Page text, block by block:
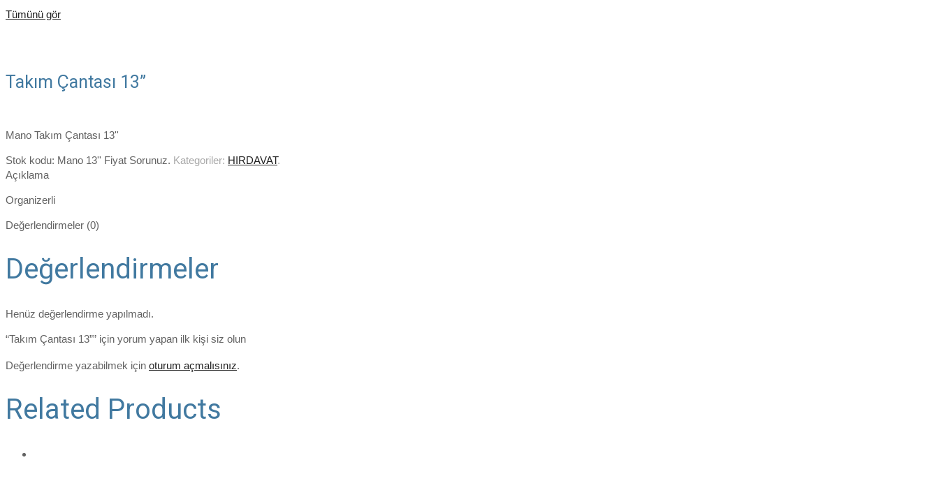
Tümünü gör
Takım Çantası 13”
Mano Takım Çantası 13''
Stok kodu: Mano 13'' Fiyat Sorunuz. Kategoriler: HIRDAVAT.
Açıklama
Organizerli
Değerlendirmeler (0)
Değerlendirmeler
Henüz değerlendirme yapılmadı.
“Takım Çantası 13”” için yorum yapan ilk kişi siz olun
Değerlendirme yazabilmek için oturum açmalısınız.
Related Products